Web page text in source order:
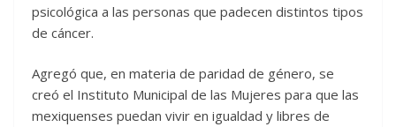
psicológica a las personas que padecen distintos tipos
de cáncer.
Agregó que, en materia de paridad de género, se
creó el Instituto Municipal de las Mujeres para que las
mexiquenses puedan vivir en igualdad y libres de